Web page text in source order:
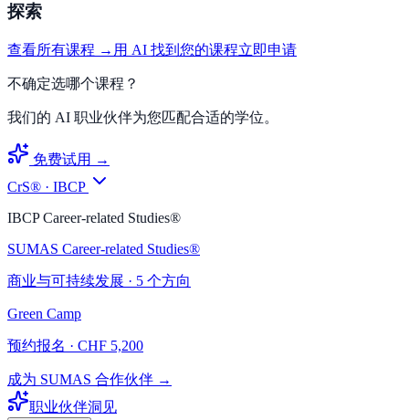
探索
查看所有课程 → 用 AI 找到您的课程立即申请
不确定选哪个课程？
我们的 AI 职业伙伴为您匹配合适的学位。
免费试用 →
CrS® · IBCP
IBCP Career-related Studies®
SUMAS Career-related Studies®
商业与可持续发展 · 5 个方向
Green Camp
预约报名 · CHF 5,200
成为 SUMAS 合作伙伴 →
职业伙伴洞见